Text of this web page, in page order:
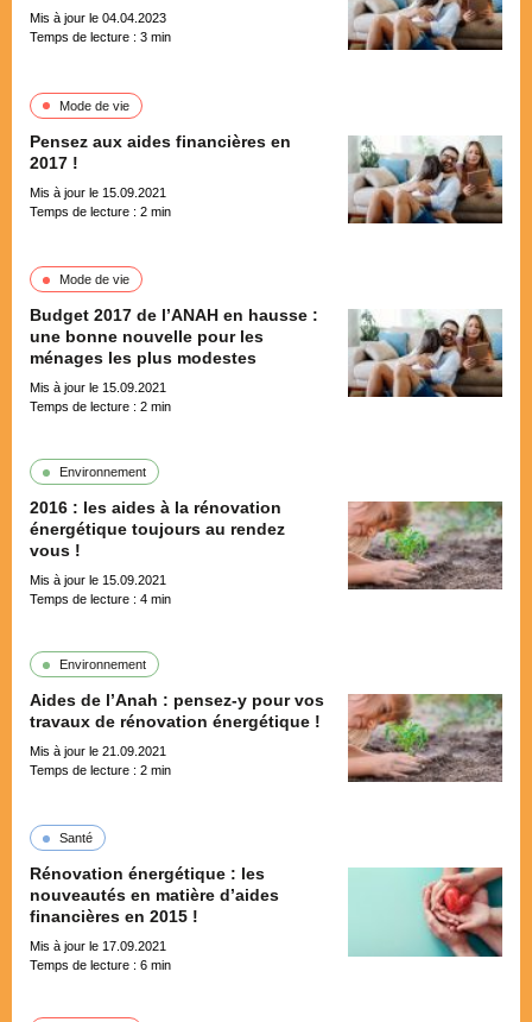
Mis à jour le 04.04.2023
Temps de lecture : 3 min
Mode de vie
Pensez aux aides financières en
2017 !
Mis à jour le 15.09.2021
Temps de lecture : 2 min
Mode de vie
Budget 2017 de l’ANAH en hausse :
une bonne nouvelle pour les
ménages les plus modestes
Mis à jour le 15.09.2021
Temps de lecture : 2 min
Environnement
2016 : les aides à la rénovation
énergétique toujours au rendez
vous !
Mis à jour le 15.09.2021
Temps de lecture : 4 min
Environnement
Aides de l’Anah : pensez-y pour vos
travaux de rénovation énergétique !
Mis à jour le 21.09.2021
Temps de lecture : 2 min
Santé
Rénovation énergétique : les
nouveautés en matière d’aides
financières en 2015 !
Mis à jour le 17.09.2021
Temps de lecture : 6 min